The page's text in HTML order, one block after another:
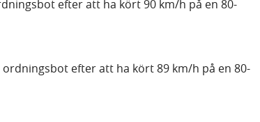
efter att ha kört 90 km/h på en 80-
efter att ha kört 89 km/h på en 80-